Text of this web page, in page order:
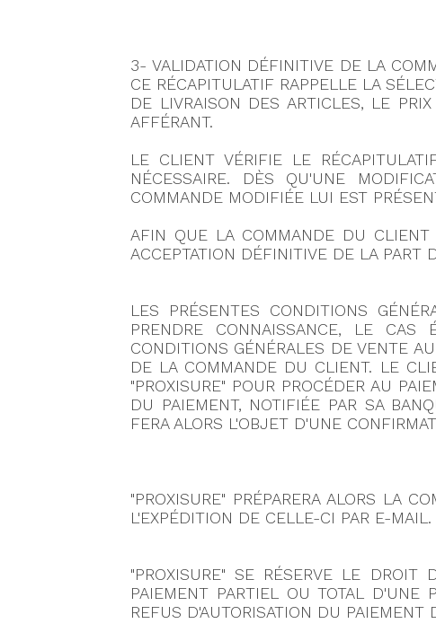
3- VALIDATION DÉFINITIVE DE LA
CE RÉCAPITULATIF RAPPELLE LA
DE LIVRAISON DES ARTICLES, LE
AFFÉRANT.
LE CLIENT VÉRIFIE LE
NÉCESSAIRE. DÈS QU'UNE
COMMANDE MODIFIÉE LUI EST
AFIN QUE LA COMMANDE DU
ACCEPTATION DÉFINITIVE DE LA PART
LES PRÉSENTES CONDITIONS
PRENDRE CONNAISSANCE, LE CAS
CONDITIONS GÉNÉRALES DE VENTE
DE LA COMMANDE DU CLIENT. LE
"PROXISURE" POUR PROCÉDER AU
DU PAIEMENT, NOTIFIÉE PAR SA
FERA ALORS L'OBJET D'UNE
"PROXISURE" PRÉPARERA ALORS LA
L'EXPÉDITION DE CELLE-CI PAR E-MAIL.
"PROXISURE" SE RÉSERVE LE
PAIEMENT PARTIEL OU TOTAL D'UNE
REFUS D'AUTORISATION DU